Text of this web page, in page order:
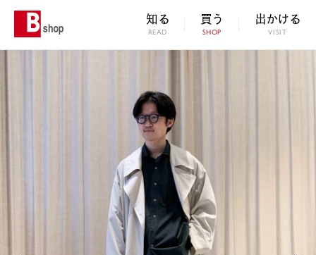
知る
READ
買う
SHOP
出かける
VISIT